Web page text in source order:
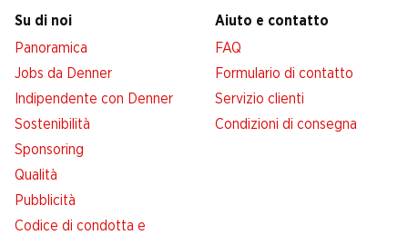
Su di noi
Panoramica
Jobs da Denner
Indipendente con Denner
Sostenibilità
Sponsoring
Qualità
Pubblicità
Codice di condotta e
Aiuto e contatto
FAQ
Formulario di contatto
Servizio clienti
Condizioni di consegna